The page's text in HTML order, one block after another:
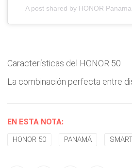
A post shared by HONOR
Características del HONOR 50
La combinación perfecta entre
EN ESTA NOTA:
HONOR 50 PANAMÁ